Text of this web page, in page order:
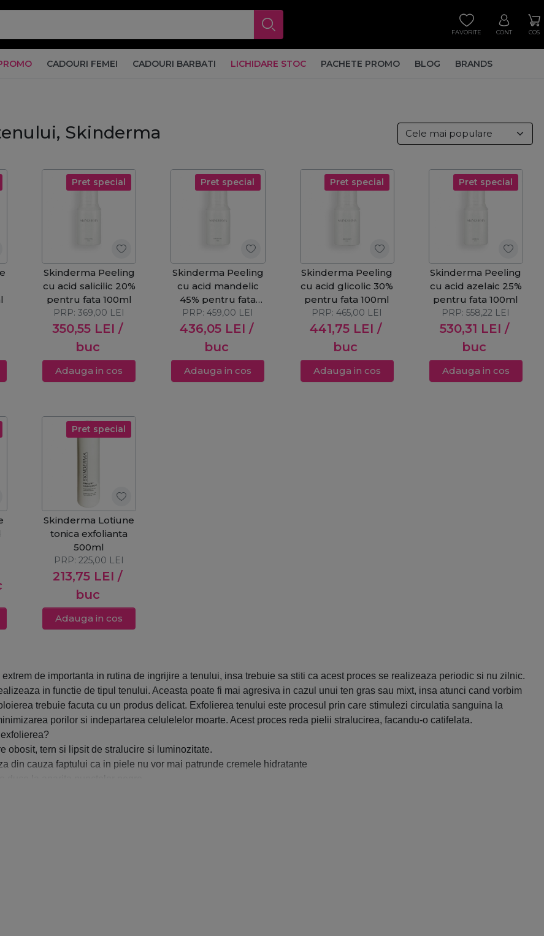
FAVORITE CONT COS
CADOURI FEMEI CADOURI BARBATI LICHIDARE STOC PACHETE PROMO BLOG BRANDS
Skinderma
Pret special
Skinderma Peeling
cu acid salicilic 20%
pentru fata 100ml
350,55 LEI /
buc
PRP:369,00 LEI
Adauga in cos
Pret special
Skinderma Peeling
cu acid mandelic
45% pentru fata
100ml
436,05 LEI /
buc
PRP:459,00 LEI
Adauga in cos
Pret special
Skinderma Peeling
cu acid glicolic 30%
pentru fata 100ml
441,75 LEI /
buc
PRP:465,00 LEI
Adauga in cos
Pret special
Skinderma Peeling
cu acid azelaic 25%
pentru fata 100ml
530,31 LEI /
buc
PRP:558,22 LEI
Adauga in cos
Pret special
Skinderma Lotiune
tonica exfolianta
500ml
213,75 LEI /
buc
PRP:225,00 LEI
Adauga in cos
de importanta in rutina de ingrijire a tenului, insa trebuie sa stiti ca acest proces se realizeaza periodic si nu zilnic.
in functie de tipul tenului. Aceasta poate fi mai agresiva in cazul unui ten gras sau mixt, insa atunci cand vorbim
trebuie facuta cu un produs delicat. Exfolierea tenului este procesul prin care stimulezi circulatia sanguina la
porilor si indepartarea celulelelor moarte. Acest proces reda pielii stralucirea, facandu-o catifelata.
obosit, tern si lipsit de stralucire si luminozitate.
din cauza faptului ca in piele nu vor mai patrunde cremele hidratante
duce la aparita punctelor negre.
moarte de la nivelul pielii, marimea porilor este diminuata, se indeparteaza impurtiatile de pe fata, pielea se